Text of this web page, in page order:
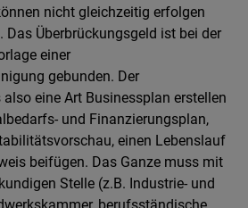
nicht gleichzeitig erfolgen
Das Überbrückungsgeld ist bei der
einer
gebunden. Der
eine Art Businessplan erstellen
und Finanzierungsplan,
einen Lebenslauf
beifügen. Das Ganze muss mit
Stelle (z.B. Industrie- und